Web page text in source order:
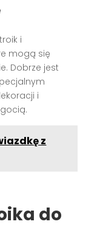
i
mogą się
Dobrze jest
i
z
do